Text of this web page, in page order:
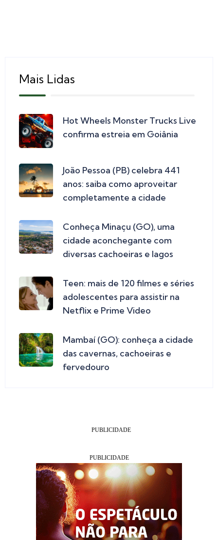
Mais Lidas
Hot Wheels Monster Trucks Live
confirma estreia em Goiânia
João Pessoa (PB) celebra 441
anos: saiba como aproveitar
completamente a cidade
Conheça Minaçu (GO), uma
cidade aconchegante com
diversas cachoeiras e lagos
Teen: mais de 120 filmes e séries
adolescentes para assistir na
Netflix e Prime Video
Mambaí (GO): conheça a cidade
das cavernas, cachoeiras e
fervedouro